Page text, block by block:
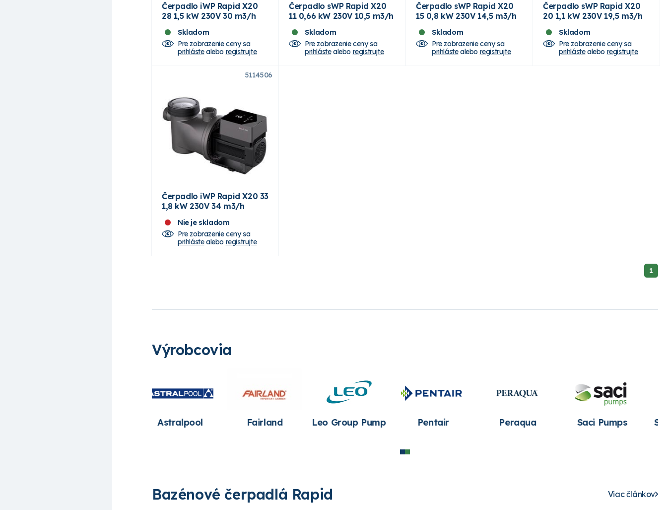
Čerpadlo iWP Rapid X20
28 1,5 kW 230V 30 m3/h
Skladom
Pre zobrazenie ceny sa
prihlástealebo registrujte
Čerpadlo sWP Rapid X20
11 0,66 kW 230V 10,5 m3/h
Skladom
Pre zobrazenie ceny sa
prihlástealebo registrujte
Čerpadlo sWP Rapid X20
15 0,8 kW 230V 14,5 m3/h
Skladom
Pre zobrazenie ceny sa
prihlástealebo registrujte
Čerpadlo sWP Rapid X20
20 1,1 kW 230V 19,5 m3/h
Skladom
Pre zobrazenie ceny sa
prihlástealebo registrujte
5114506
Čerpadlo iWP Rapid X20 33
1,8 kW 230V 34 m3/h
Nie je skladom
Pre zobrazenie ceny sa
prihlástealebo registrujte
1
Výrobcovia
Fairland Leo Group Pump Pentair Peraqua Saci Pumps Speck pumpen
Bazénové čerpadlá Rapid Viac článkov